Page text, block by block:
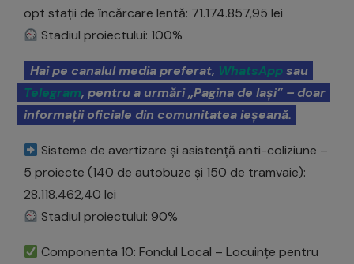
opt stații de încărcare lentă: 71.174.857,95 lei
Stadiul proiectului: 100%
Hai pe canalul media preferat, WhatsAppsau
Telegram, pentru a urmări „Pagina de Iași” – doar
informații oficiale din comunitatea ieșeană.
Sisteme de avertizare și asistență anti-coliziune –
5 proiecte (140 de autobuze și 150 de tramvaie):
28.118.462,40 lei
Stadiul proiectului: 90%
Componenta 10: Fondul Local – Locuințe pentru